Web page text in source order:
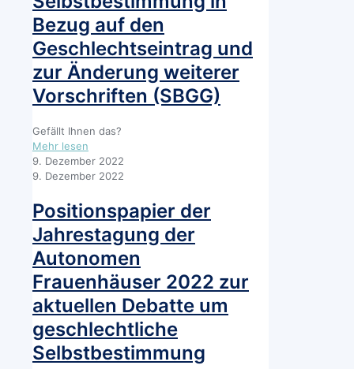
des
geplanten
EUAsylkompromiss
für
schutzsuchende
Frauen
und
auf
der
Flucht,
die
erfahren
(müssen)
Bezug auf den
Geschlechtseintrag und
zur Änderung weiterer
Vorschriften (SBGG)
Gefällt Ihnen das?
Mehr lesen
Stellungnahme
der
zum
Entwurf
eines
Gesetzes
über
die
Selbstbestimmung
in
Bezug
auf
den
9. Dezember 2022
9. Dezember 2022
Positionspapier der
Jahrestagung der
Autonomen
Frauenhäuser 2022 zur
aktuellen Debatte um
geschlechtliche
Selbstbestimmung